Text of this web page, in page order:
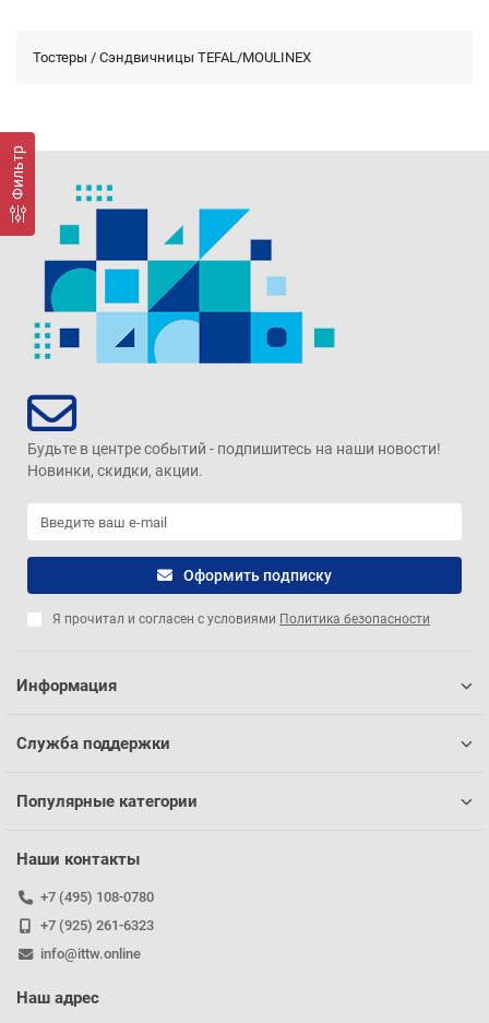
Фильтр
Тостеры / Сэндвичницы TEFAL/MOULINEX
Будьте в центре событий - подпишитесь на наши новости!
Новинки, скидки, акции.
Оформить подписку
Я прочитал и согласен с условиями Политика безопасности
Информация
Служба поддержки
Популярные категории
Наши контакты
+7 (495) 108-0780
+7 (925) 261-6323
info@ittw.online
Наш адрес